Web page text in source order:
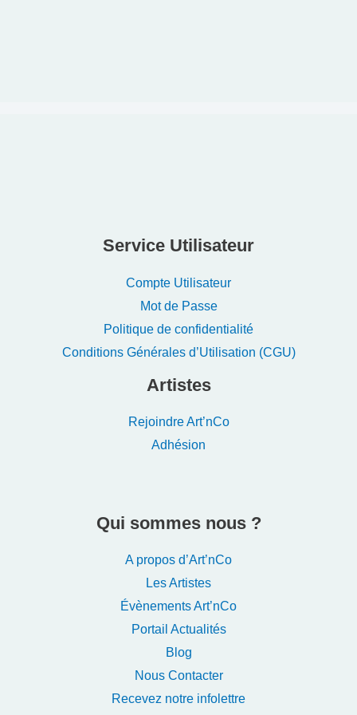
Service Utilisateur
Compte Utilisateur
Mot de Passe
Politique de confidentialité
Conditions Générales d’Utilisation (CGU)
Artistes
Rejoindre Art’nCo
Adhésion
Qui sommes nous ?
A propos d’Art’nCo
Les Artistes
Évènements Art’nCo
Portail Actualités
Blog
Nous Contacter
Recevez notre infolettre